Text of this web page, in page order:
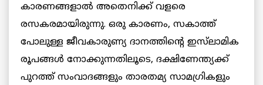
കാരണങ്ങളാൽ അതെനിക്ക് വളരെ
രസകരമായിരുന്നു. ഒരു കാരണം, സകാത്ത്
പോലുള്ള ജീവകാരുണ്യ ദാനത്തിന്റെ ഇസ്‌ലാമിക
രൂപങ്ങൾ നോക്കുന്നതിലൂടെ, ദക്ഷിണേന്ത്യക്ക്
പുറത്ത് സംവാദങ്ങളും താരതമ്യ സാമഗ്രികളും